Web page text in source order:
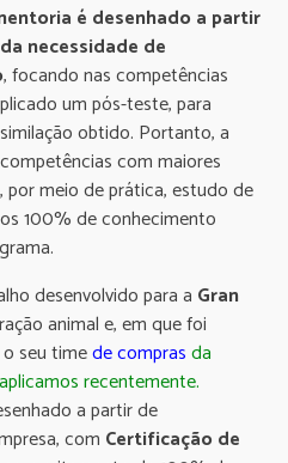
é desenhado a partir
necessidade de
, focando nas competências
um pós-teste, para
obtido. Portanto, a
com maiores
por meio de prática, estudo de
100% de conhecimento
desenvolvido para a Gran
animal e, em que foi
seu timede comprasda
recentemente.
a partir de
com Certificação de